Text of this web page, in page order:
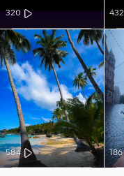
432
320
186
584